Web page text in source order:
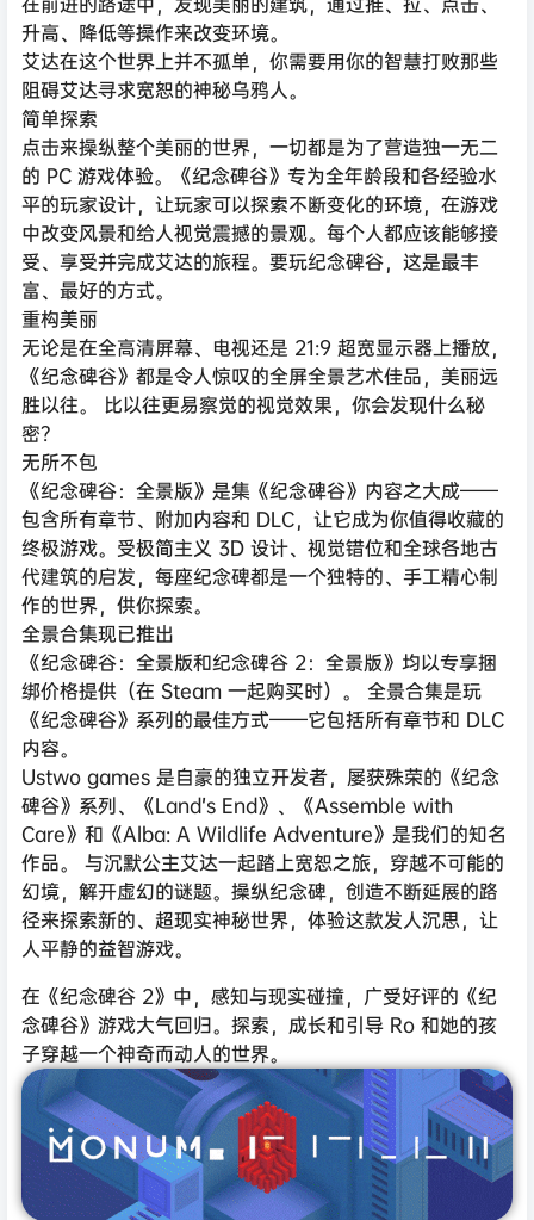
升高、降低等操作来改变环境。
艾达在这个世界上并不孤单，你需要用你的智慧打败那些
阻碍艾达寻求宽恕的神秘乌鸦人。
简单探索
点击来操纵整个美丽的世界，一切都是为了营造独一无二
的 PC 游戏体验。《纪念碑谷》专为全年龄段和各经验水
平的玩家设计，让玩家可以探索不断变化的环境，在游戏
中改变风景和给人视觉震撼的景观。每个人都应该能够接
受、享受并完成艾达的旅程。要玩纪念碑谷，这是最丰
富、最好的方式。
重构美丽
无论是在全高清屏幕、电视还是 21:9 超宽显示器上播放，
《纪念碑谷》都是令人惊叹的全屏全景艺术佳品，美丽远
胜以往。 比以往更易察觉的视觉效果，你会发现什么秘
密？
无所不包
《纪念碑谷：全景版》是集《纪念碑谷》内容之大成——
包含所有章节、附加内容和 DLC，让它成为你值得收藏的
终极游戏。受极简主义 3D 设计、视觉错位和全球各地古
代建筑的启发，每座纪念碑都是一个独特的、手工精心制
作的世界，供你探索。
全景合集现已推出
《纪念碑谷：全景版和纪念碑谷 2：全景版》均以专享捆
绑价格提供（在 Steam 一起购买时）。 全景合集是玩
《纪念碑谷》系列的最佳方式——它包括所有章节和 DLC
内容。
Ustwo games 是自豪的独立开发者，屡获殊荣的《纪念
碑谷》系列、《Land’s End》、《Assemble with
Care》和《Alba: A Wildlife Adventure》是我们的知名
作品。 与沉默公主艾达一起踏上宽恕之旅，穿越不可能的
幻境，解开虚幻的谜题。操纵纪念碑，创造不断延展的路
径来探索新的、超现实神秘世界，体验这款发人沉思，让
人平静的益智游戏。
在《纪念碑谷 2》中，感知与现实碰撞，广受好评的《纪
念碑谷》游戏大气回归。探索，成长和引导 Ro 和她的孩
子穿越一个神奇而动人的世界。